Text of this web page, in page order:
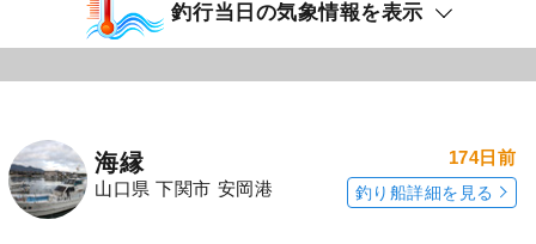
釣行当日の気象情報を表示
海縁
山口県 下関市 安岡港
174日前
釣り船詳細を見る